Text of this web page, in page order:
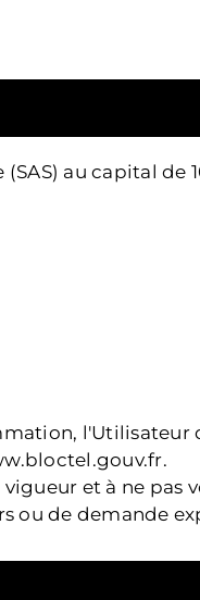
au capital de
.
et à ne pas
ou de demande